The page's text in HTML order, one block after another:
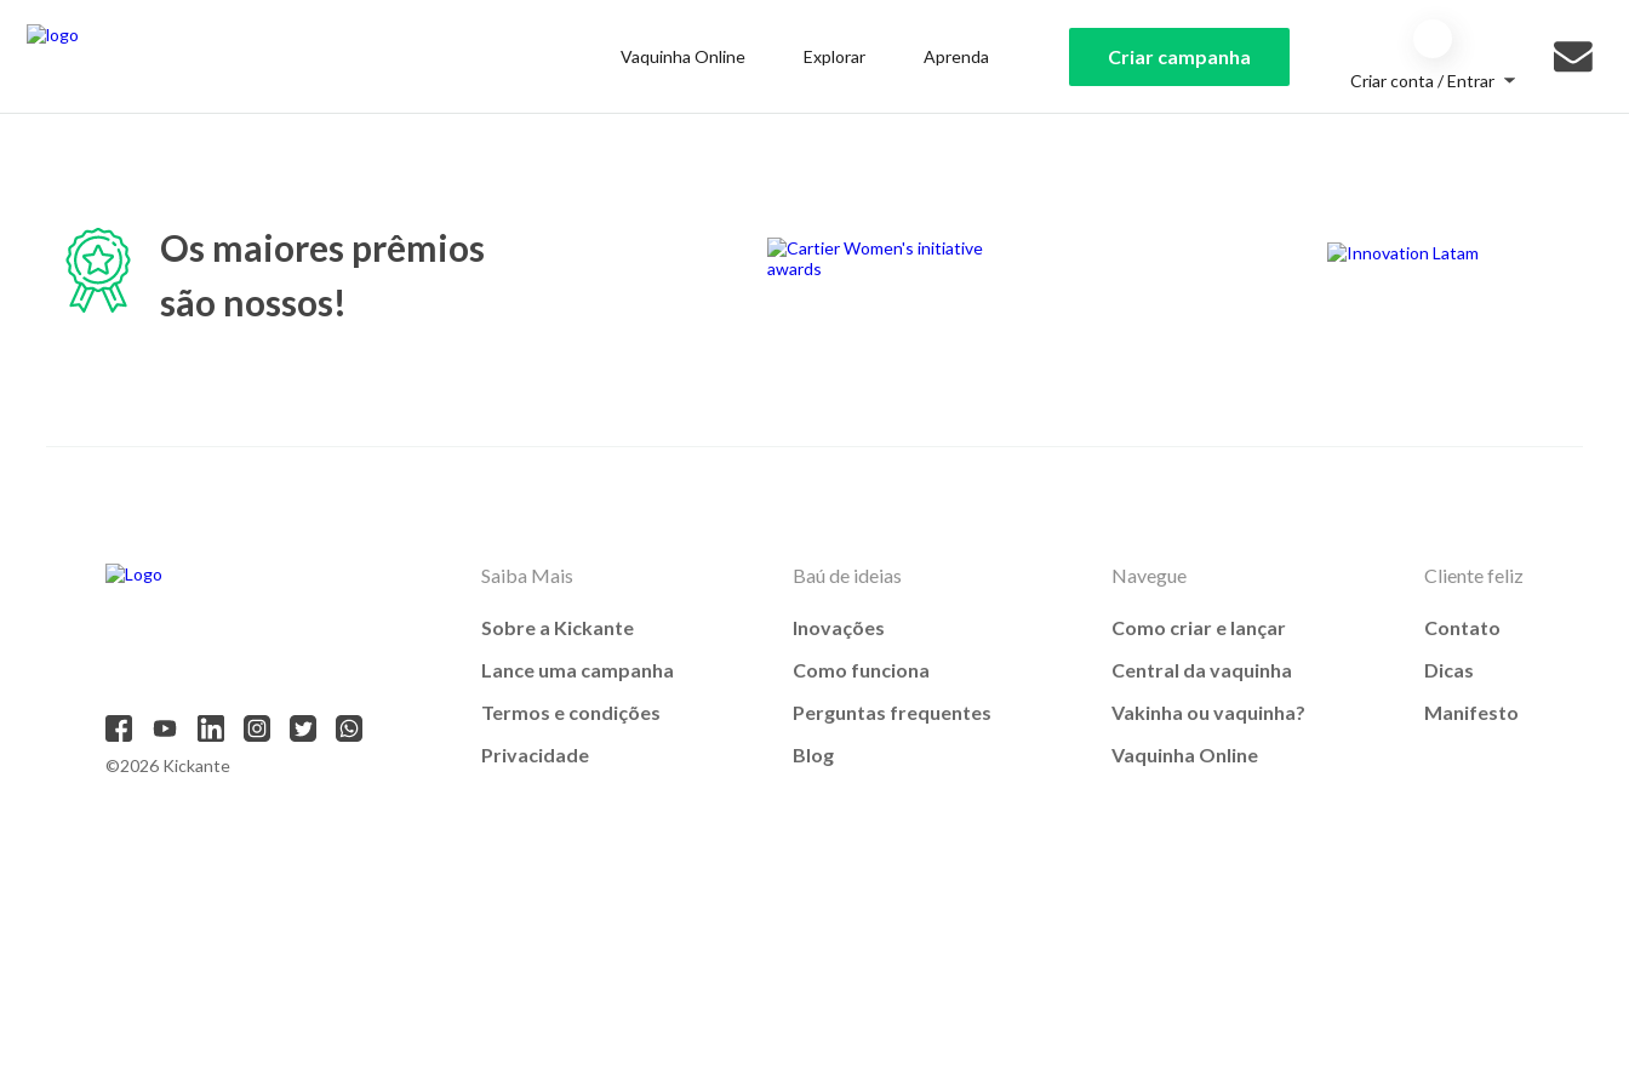
Vaquinha Online Explorar Aprenda Criar campanha
Criar conta / Entrar
Os maiores prêmios
são nossos!
©2026 Kickante
Saiba Mais
Sobre a Kickante
Lance uma campanha
Termos e condições
Privacidade
Baú de ideias
Inovações
Como funciona
Perguntas frequentes
Blog
Navegue
Como criar e lançar
Central da vaquinha
Vakinha ou vaquinha?
Vaquinha Online
Cliente feliz
Contato
Dicas
Manifesto